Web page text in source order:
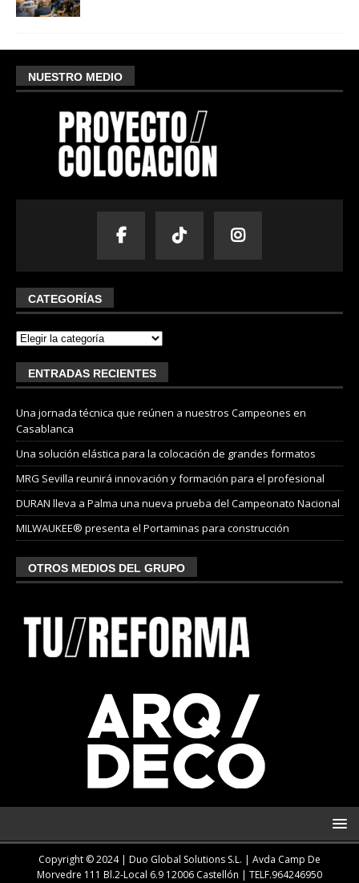
NUESTRO MEDIO
CATEGORÍAS
ENTRADAS RECIENTES
Una jornada técnica que reúnen a nuestros Campeones en
Casablanca
Una solución elástica para la colocación de grandes formatos
MRG Sevilla reunirá innovación y formación para el profesional
DURAN lleva a Palma una nueva prueba del Campeonato Nacional
MILWAUKEE® presenta el Portaminas para construcción
OTROS MEDIOS DEL GRUPO
Copyright © 2024 | Duo Global Solutions S.L. | Avda Camp De
Morvedre 111 Bl.2-Local 6.9 12006 Castellón | TELF.964246950